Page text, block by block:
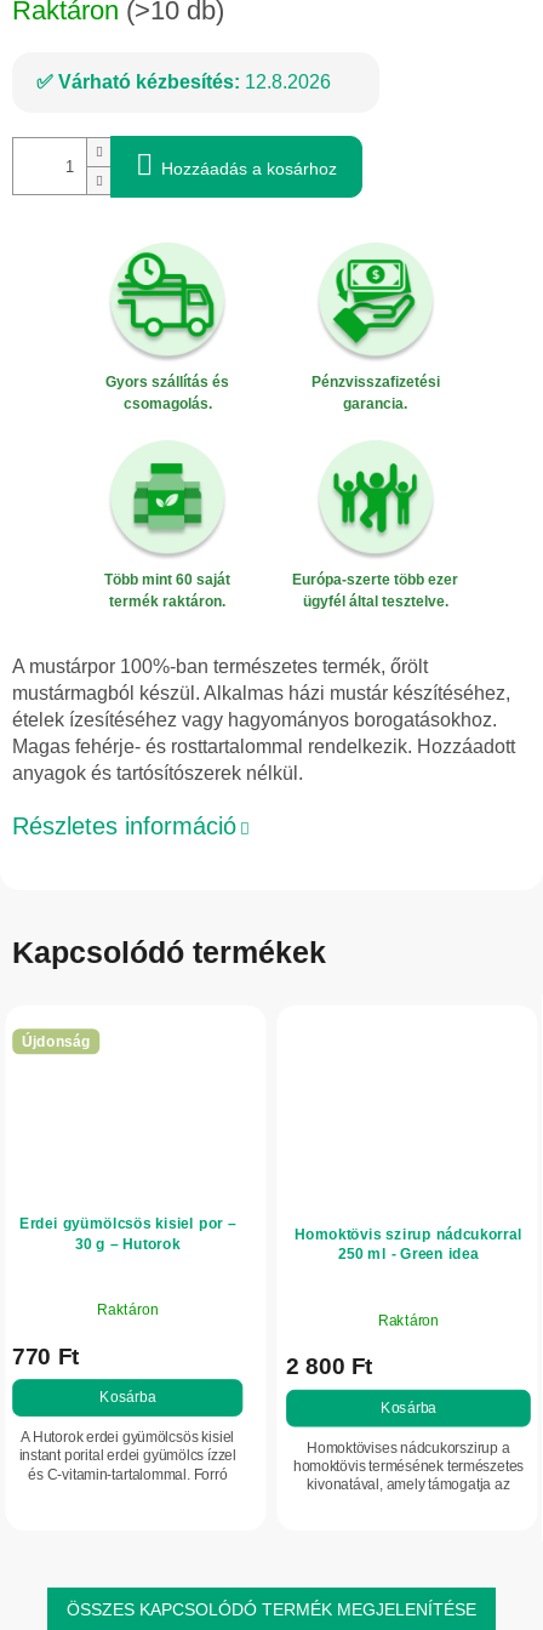
Raktáron (>10 db)
Várható kézbesítés: 12.8.2026
Hozzáadás a kosárhoz
Gyors szállítás és
csomagolás.
Pénzvisszafizetési
garancia.
Több mint 60 saját
termék raktáron.
Európa-szerte több ezer
ügyfél által tesztelve.
A mustárpor 100%-ban természetes termék, őrölt
mustármagból készül. Alkalmas házi mustár készítéséhez,
ételek ízesítéséhez vagy hagyományos borogatásokhoz.
Magas fehérje- és rosttartalommal rendelkezik. Hozzáadott
anyagok és tartósítószerek nélkül.
Részletes információ
Kapcsolódó termékek
Újdonság
Erdei gyümölcsös kisiel por –
30 g – Hutorok
Raktáron
770 Ft
Kosárba
A Hutorok erdei gyümölcsös kisiel
instant porital erdei gyümölcs ízzel
és C-vitamin-tartalommal. Forró
Homoktövis szirup nádcukorral
250 ml - Green idea
Raktáron
2 800 Ft
Kosárba
Homoktövises nádcukorszirup a
homoktövis termésének természetes
kivonatával, amely támogatja az
ÖSSZES KAPCSOLÓDÓ TERMÉK MEGJELENÍTÉSE